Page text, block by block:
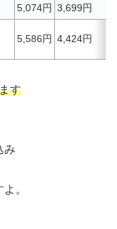
5,074円 3,699円
5,586円 4,424円
す
み
。